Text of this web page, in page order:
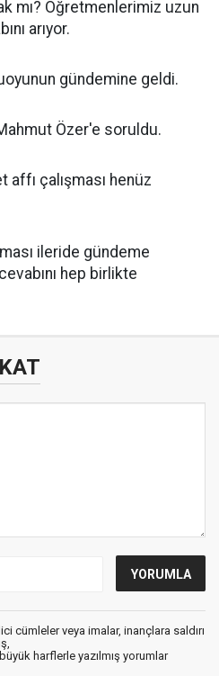
mı? Öğretmenlerimiz uzun
arıyor.
gündemine geldi.
Özer'e soruldu.
çalışması henüz
ileride gündeme
hep birlikte
cümleler veya imalar, inançlara saldırı
harflerle yazılmış yorumlar